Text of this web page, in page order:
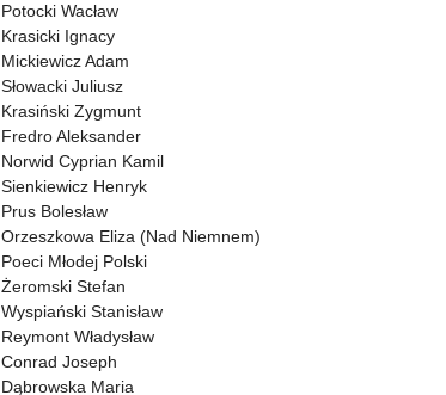
Potocki Wacław
Krasicki Ignacy
Mickiewicz Adam
Słowacki Juliusz
Krasiński Zygmunt
Fredro Aleksander
Norwid Cyprian Kamil
Sienkiewicz Henryk
Prus Bolesław
Orzeszkowa Eliza (Nad Niemnem)
Poeci Młodej Polski
Żeromski Stefan
Wyspiański Stanisław
Reymont Władysław
Conrad Joseph
Dąbrowska Maria